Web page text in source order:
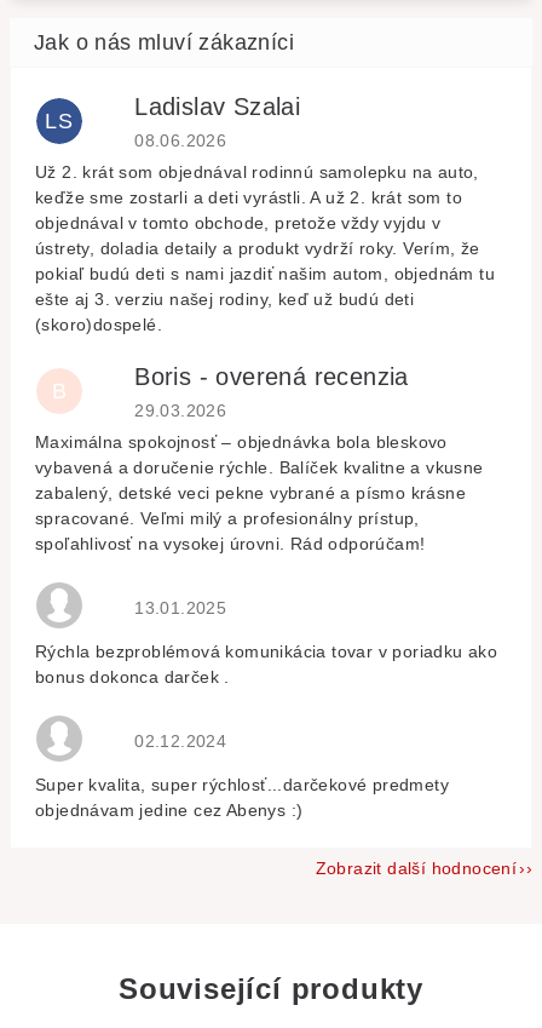
LS
Ladislav Szalai
Hodnocení obchodu je 5 z 5 hvězdiček.
08.06.2026
Už 2. krát som objednával rodinnú samolepku na auto,
keďže sme zostarli a deti vyrástli. A už 2. krát som to
objednával v tomto obchode, pretože vždy vyjdu v
ústrety, doladia detaily a produkt vydrží roky. Verím, že
pokiaľ budú deti s nami jazdiť našim autom, objednám tu
ešte aj 3. verziu našej rodiny, keď už budú deti
(skoro)dospelé.
B
Boris - overená recenzia
Hodnocení obchodu je 5 z 5 hvězdiček.
29.03.2026
Maximálna spokojnosť – objednávka bola bleskovo
vybavená a doručenie rýchle. Balíček kvalitne a vkusne
zabalený, detské veci pekne vybrané a písmo krásne
spracované. Veľmi milý a profesionálny prístup,
spoľahlivosť na vysokej úrovni. Rád odporúčam!
Hodnocení obchodu je 5 z 5 hvězdiček.
13.01.2025
Rýchla bezproblémová komunikácia tovar v poriadku ako
bonus dokonca darček .
Hodnocení obchodu je 5 z 5 hvězdiček.
02.12.2024
Super kvalita, super rýchlosť...darčekové predmety
objednávam jedine cez Abenys :)
Zobrazit další hodnocení
Související produkty